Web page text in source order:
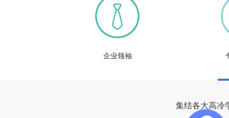
企业领袖
集结各大高冷